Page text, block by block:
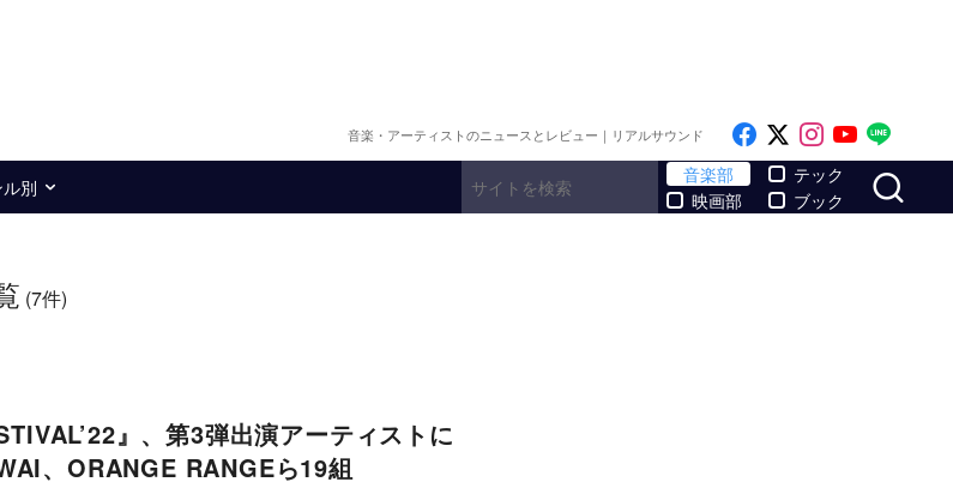
音楽・アーティストのニュースとレビュー｜リアルサウンド Like on Facebook
Follow on x
Follow on
Follow
別
音楽部
映画部
テック
ブック
(7件)
』、第3弾出演アーティストに
、ORANGE RANGEら19組